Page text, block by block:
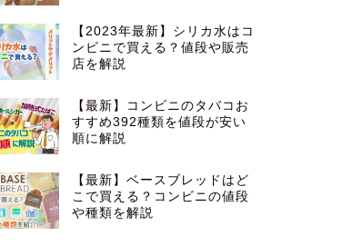
【2023年最新】シリカ水はコ
ンビニで買える？値段や販売
店を解説
【最新】コンビニのタバコお
すすめ392種類を値段が安い
順に解説
【最新】ベースブレッドはど
こで買える？コンビニの値段
や種類を解説